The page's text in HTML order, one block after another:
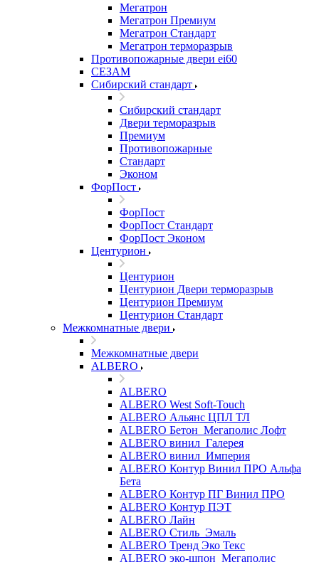
Мегатрон
Мегатрон Премиум
Мегатрон Стандарт
Мегатрон терморазрыв
Противопожарные двери ei60
СЕЗАМ
Сибирский стандарт
Сибирский стандарт
Двери терморазрыв
Премиум
Противопожарные
Стандарт
Эконом
ФорПост
ФорПост
ФорПост Стандарт
ФорПост Эконом
Центурион
Центурион
Центурион Двери терморазрыв
Центурион Премиум
Центурион Стандарт
Межкомнатные двери
Межкомнатные двери
ALBERO
ALBERO
ALBERO West Soft-Touch
ALBERO Альянс ЦПЛ ТЛ
ALBERO Бетон_Мегаполис Лофт
ALBERO винил_Галерея
ALBERO винил_Империя
ALBERO Контур Винил ПРО Альфа
Бета
ALBERO Контур ПГ Винил ПРО
ALBERO Контур ПЭТ
ALBERO Лайн
ALBERO Стиль_Эмаль
ALBERO Тренд Эко Текс
ALBERO эко-шпон_Мегаполис